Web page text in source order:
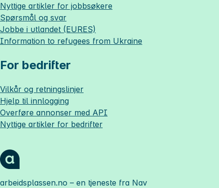
Nyttige artikler for jobbsøkere
Spørsmål og svar
Jobbe i utlandet (EURES)
Information to refugees from Ukraine
For bedrifter
Vilkår og retningslinjer
Hjelp til innlogging
Overføre annonser med API
Nyttige artikler for bedrifter
arbeidsplassen.no – en tjeneste fra Nav